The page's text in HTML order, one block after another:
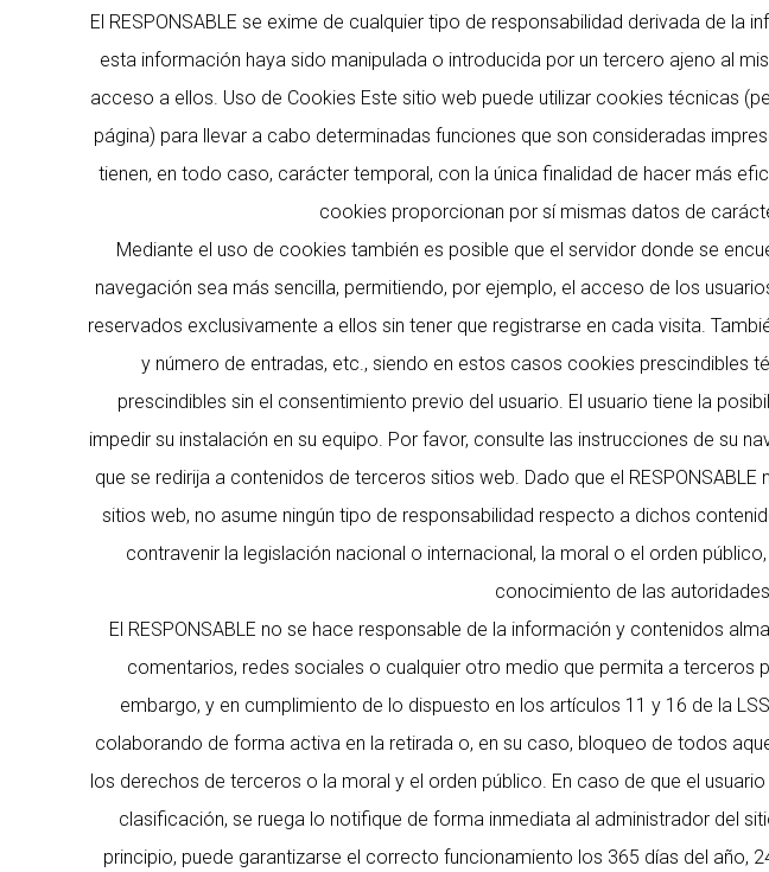
El RESPONSABLE se exime de cualquier tipo de responsabilidad derivada de
esta información haya sido manipulada o introducida por un tercero ajeno al
acceso a ellos. Uso de Cookies Este sitio web puede utilizar cookies técnicas
página) para llevar a cabo determinadas funciones que son consideradas
tienen, en todo caso, carácter temporal, con la única finalidad de hacer más
cookies proporcionan por sí mismas datos de
Mediante el uso de cookies también es posible que el servidor donde se
navegación sea más sencilla, permitiendo, por ejemplo, el acceso de los
reservados exclusivamente a ellos sin tener que registrarse en cada visita.
y número de entradas, etc., siendo en estos casos cookies prescindibles
prescindibles sin el consentimiento previo del usuario. El usuario tiene la
impedir su instalación en su equipo. Por favor, consulte las instrucciones de su
que se redirija a contenidos de terceros sitios web. Dado que el
sitios web, no asume ningún tipo de responsabilidad respecto a dichos
contravenir la legislación nacional o internacional, la moral o el orden
conocimiento de las
El RESPONSABLE no se hace responsable de la información y contenidos
comentarios, redes sociales o cualquier otro medio que permita a terceros
embargo, y en cumplimiento de lo dispuesto en los artículos 11 y 16 de la
colaborando de forma activa en la retirada o, en su caso, bloqueo de todos
los derechos de terceros o la moral y el orden público. En caso de que el
clasificación, se ruega lo notifique de forma inmediata al administrador del
principio, puede garantizarse el correcto funcionamiento los 365 días del año,